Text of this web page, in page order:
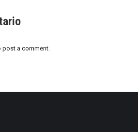
post a comment.